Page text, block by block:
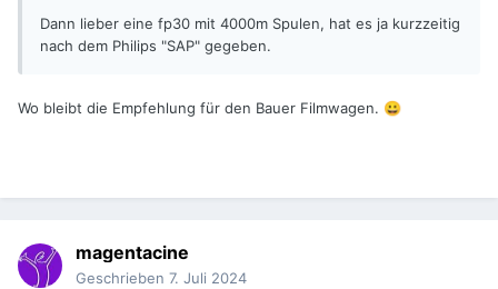
Dann lieber eine fp30 mit 4000m Spulen, hat es ja kurzzeitig
nach dem Philips "SAP" gegeben.
Wo bleibt die Empfehlung für den Bauer Filmwagen. 😀
magentacine
Geschrieben 7. Juli 2024